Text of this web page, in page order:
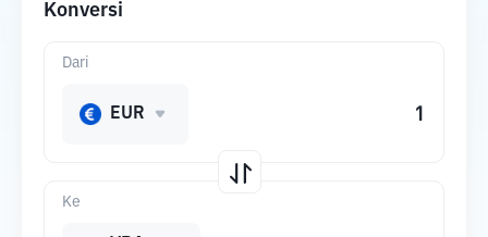
Konversi
Ke
Dari
EUR